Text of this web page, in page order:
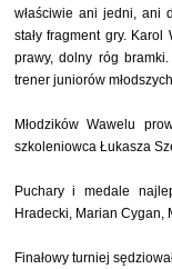
właściwie ani jedni, ani
stały fragment gry.
prawy, dolny róg
trener juniorów
Młodzików Wawelu
szkoleniowca Łukasza
Puchary i medale
Hradecki, Marian Cygan,
Finałowy turniej